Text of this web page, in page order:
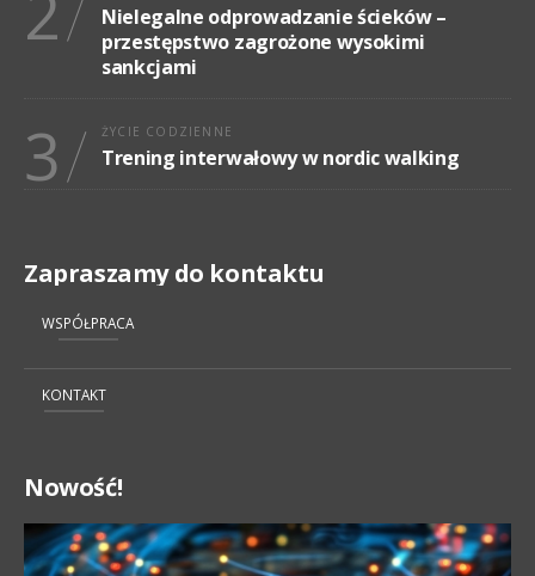
Nielegalne odprowadzanie ścieków –
przestępstwo zagrożone wysokimi
sankcjami
3 ŻYCIE CODZIENNE
Trening interwałowy w nordic walking
Zapraszamy do kontaktu
WSPÓŁPRACA
KONTAKT
Nowość!